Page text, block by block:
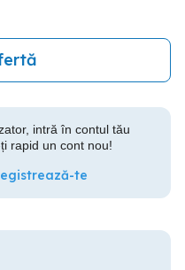
intră în contul tău
rapid un cont nou!
te